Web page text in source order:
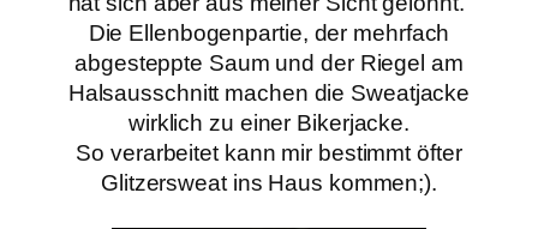
Die Ellenbogenpartie, der mehrfach
abgesteppte Saum und der Riegel am
Halsausschnitt machen die Sweatjacke
wirklich zu einer Bikerjacke.
So verarbeitet kann mir bestimmt öfter
Glitzersweat ins Haus kommen;).